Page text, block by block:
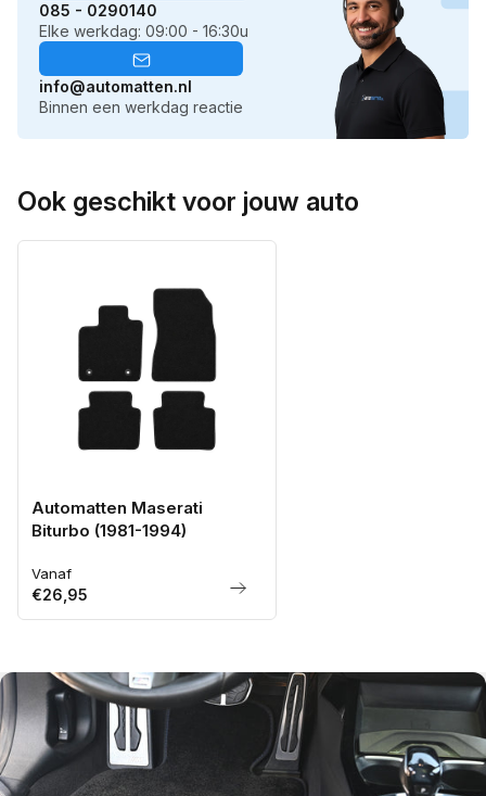
085 - 0290140
Elke werkdag: 09:00 - 16:30u
info@automatten.nl
Binnen een werkdag reactie
Ook geschikt voor jouw auto
Automatten Maserati
Biturbo (1981-1994)
Normale
prijs
Vanaf
€26,95